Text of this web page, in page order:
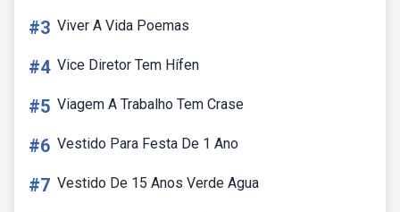
#3 Viver A Vida Poemas
#4 Vice Diretor Tem Hífen
#5 Viagem A Trabalho Tem Crase
#6 Vestido Para Festa De 1 Ano
#7 Vestido De 15 Anos Verde Agua